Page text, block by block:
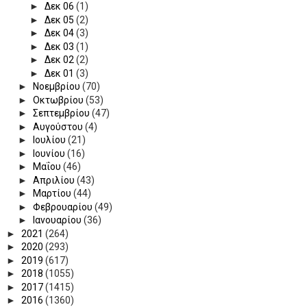
► Δεκ 06 (1)
► Δεκ 05 (2)
► Δεκ 04(3)
► Δεκ 03 (1)
► Δεκ 02(2)
► Δεκ 01 (3)
►
Νοεμβρίου (70)
► Οκτωβρίου (53)
► Σεπτεμβρίου (47)
► Αυγούστου (4)
►
Ιουλίου (21)
►
Ιουνίου (16)
►
Μαΐου (46)
► Απριλίου (43)
►
Μαρτίου (44)
► Φεβρουαρίου (49)
►
Ιανουαρίου (36)
► 2021 (264)
► 2020 (293)
► 2019 (617)
► 2018 (1055)
► 2017(1415)
► 2016 (1360)